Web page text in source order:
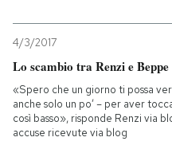
PODCAST
4/3/2017
Lo scambio tra Renzi e
«Spero che un giorno ti possa
anche solo un po’ – per aver
così basso», risponde Renzi via
accuse ricevute via blog